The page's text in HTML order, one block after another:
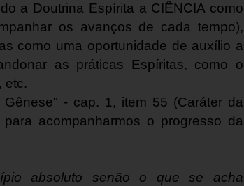
a Doutrina Espírita a CIÊNCIA como
os avanços de cada tempo),
como uma oportunidade de auxílio a
as práticas Espíritas, como o
etc.
- cap. 1, item 55 (Caráter da
acompanharmos o progresso da
absoluto senão o que se acha